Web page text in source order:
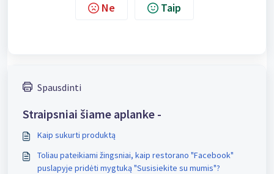
Ne Taip
Spausdinti
Straipsniai šiame aplanke -
Kaip sukurti produktą
Toliau pateikiami žingsniai, kaip restorano "Facebook"
puslapyje pridėti mygtuką "Susisiekite su mumis"?